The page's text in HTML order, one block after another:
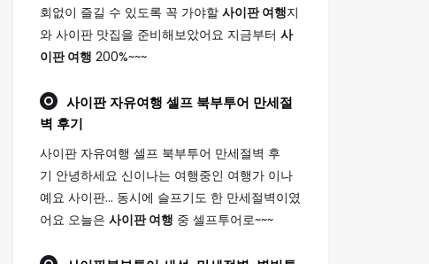
회없이 즐길 수 있도록 꼭 가야할 사이판 여행지
와 사이판 맛집을 준비해보았어요 지금부터 사
이판 여행 200%~~~
사이판자유여행 셀프 북부투어 만세절
벽 후기
사이판 자유여행 셀프 북부투어 만세절벽 후
기 안녕하세요 신이나는 여행중인 여행가 이나
예요 사이판... 동시에 슬프기도 한 만세절벽이였
어요 오늘은 사이판 여행 중 셀프투어로~~~